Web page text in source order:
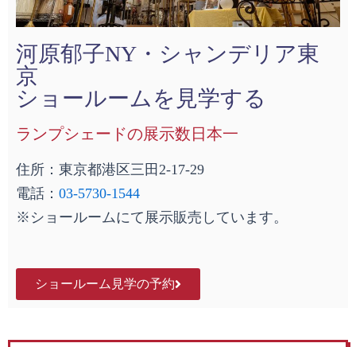
河原郁子NY・シャンデリア東
京
ショールームを見学する
ランプシェードの展示数日本一
住所：東京都港区三田2-17-29
電話： 03-5730-1544
※ショールームにて展示販売しています。
ショールーム見学の予約